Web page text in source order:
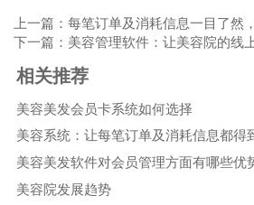
相关推荐
美容美发会员卡系统如何选择
美容系统：让每笔订单及消耗信息都得
美容美发软件对会员管理方面有哪些优
美容院发展趋势